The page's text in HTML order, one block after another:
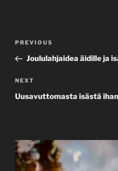
Previous
Post
PREVIOUS
Joululahjaidea äidille ja
Next
Post
NEXT
Uusavuttomasta isästä